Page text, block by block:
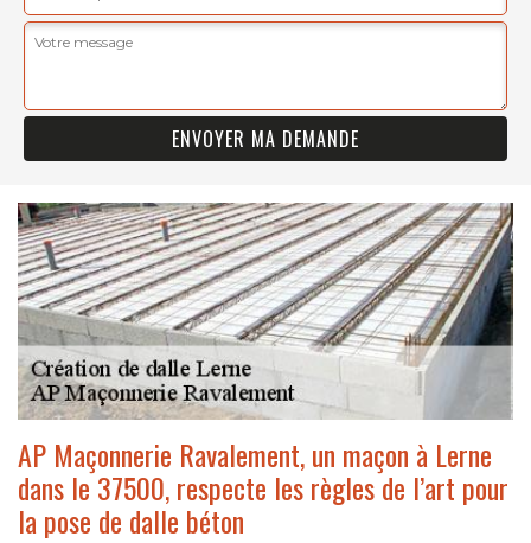
AP Maçonnerie Ravalement, un maçon à Lerne
dans le 37500, respecte les règles de l’art pour
la pose de dalle béton